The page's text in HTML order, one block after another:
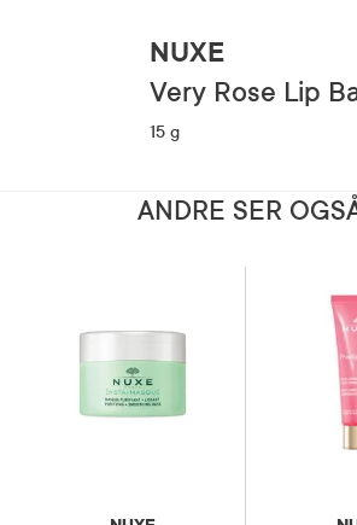
NUXE
Very Rose Lip
15 g
ANDRE SER